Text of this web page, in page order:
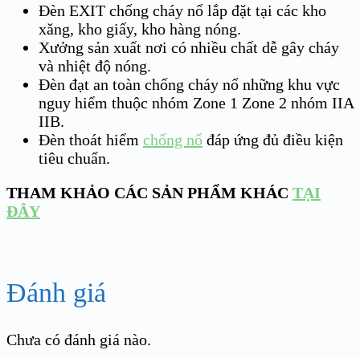
Đèn EXIT chống cháy nổ lắp đặt tại các kho
xăng, kho giấy, kho hàng nóng.
Xưởng sản xuất nơi có nhiều chất dễ gây cháy
và nhiệt độ nóng.
Đèn đạt an toàn chống cháy nổ những khu vực
nguy hiểm thuộc nhóm Zone 1 Zone 2 nhóm IIA
IIB.
Đèn thoát hiểm chống nổ đáp ứng đủ điều kiện
tiêu chuẩn.
THAM KHẢO CÁC SẢN PHẨM KHÁC TẠI
ĐÂY
Đánh giá
Chưa có đánh giá nào.